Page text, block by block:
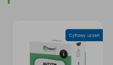
Cyfrowy uczeń